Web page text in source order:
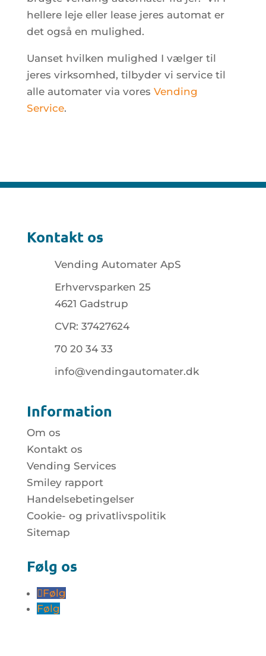
hellere leje eller lease jeres automat er
det også en mulighed.
Uanset hvilken mulighed I vælger til
jeres virksomhed, tilbyder vi service til
alle automater via vores Vending
Service.
Kontakt os
Vending Automater ApS
Erhvervsparken 25
4621 Gadstrup
CVR: 37427624
70 20 34 33
info@vendingautomater.dk
Information
Om os
Kontakt os
Vending Services
Smiley rapport
Handelsebetingelser
Cookie- og privatlivspolitik
Sitemap
Følg os
Følg
Følg